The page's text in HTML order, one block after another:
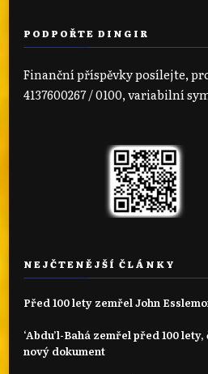
PODPOŘTE DINGIR
Finanční příspěvky posílejte,
4137600267 / 0100, variabilní
NEJČTENĚJŠÍ ČLÁNKY
Před 100 lety zemřel John
‘Abdu’l-Bahá zemřel před 100
nový dokument